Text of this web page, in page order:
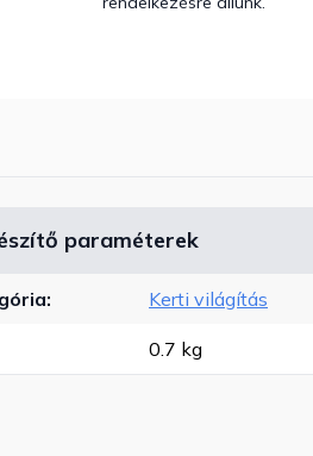
paraméterek
: Kerti világítás
0.7 kg